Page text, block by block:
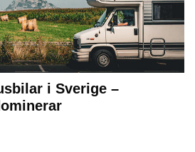
i Sverige –